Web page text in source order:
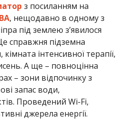
з посиланням на
, нещодавно в одному з
під землею з’явилося
справжня підземна
інтенсивної терапії,
А ще – повноцінна
– зони відпочинку з
запас води,
Проведений Wi-Fi,
джерела енергії.